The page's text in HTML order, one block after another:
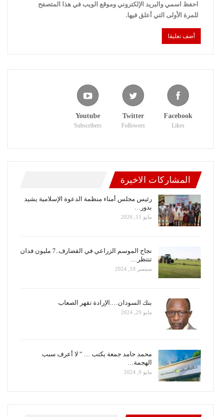
احفظ اسمي والبريد الإلكتروني وموقع الويب في هذا المتصفح
للمرة الأولى التي أعلق فيها.
Facebook
Likes
Twitter
Followers
Youtube
Subscribers
المشاركات الاخيرة
رئيس مجلس أمناء منظمة الدعوة الإسلامية يشيد
بدور…
مايو 11, 2026
نجاح الموسم الزراعي في القضارف..7 مليون فدان
تنتظر…
سبتمبر 10, 2024
بنك السودان….الإرادة تقهر الصعاب
مايو 29, 2024
محمد حامد جمعة يكتب … ” لا أعرف سبب
الهجمة…
مايو 9, 2024